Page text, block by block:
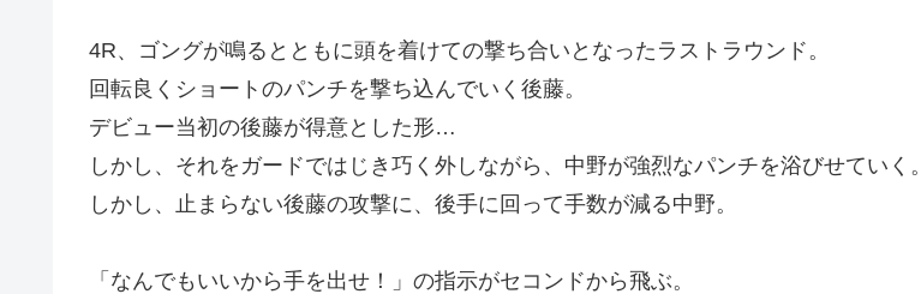
4R、ゴングが鳴るとともに頭を着けての撃ち合いとなったラストラウンド。
回転良くショートのパンチを撃ち込んでいく後藤。
デビュー当初の後藤が得意とした形…
しかし、それをガードではじき巧く外しながら、中野が強烈なパンチを浴びせていく。
しかし、止まらない後藤の攻撃に、後手に回って手数が減る中野。
「なんでもいいから手を出せ！」の指示がセコンドから飛ぶ。